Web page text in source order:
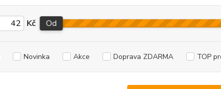
Kč Od
Novinka Akce Doprava ZDARMA TOP